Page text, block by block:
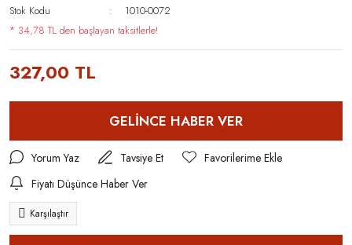
Stok Kodu
1010-0072
* 34,78 TL den başlayan taksitlerle!
327,00 TL
GELİNCE HABER VER
Yorum Yaz
Tavsiye Et
Fiyatı Düşünce Haber Ver
Karşılaştır